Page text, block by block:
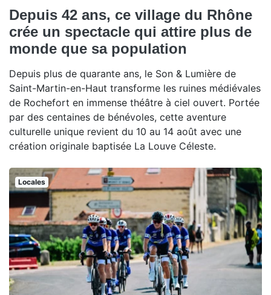
Depuis 42 ans, ce village du Rhône
crée un spectacle qui attire plus de
monde que sa population
Depuis plus de quarante ans, le Son & Lumière de
Saint-Martin-en-Haut transforme les ruines médiévales
de Rochefort en immense théâtre à ciel ouvert. Portée
par des centaines de bénévoles, cette aventure
culturelle unique revient du 10 au 14 août avec une
création originale baptisée La Louve Céleste.
Locales